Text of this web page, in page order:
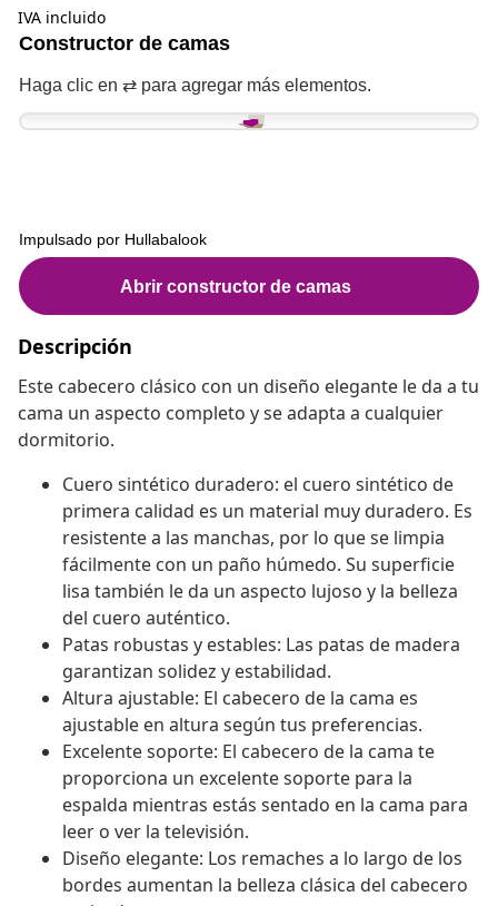
IVA incluido
Descripción
Este cabecero clásico con un diseño elegante le da a tu
cama un aspecto completo y se adapta a cualquier
dormitorio.
Cuero sintético duradero: el cuero sintético de
primera calidad es un material muy duradero. Es
resistente a las manchas, por lo que se limpia
fácilmente con un paño húmedo. Su superficie
lisa también le da un aspecto lujoso y la belleza
del cuero auténtico.
Patas robustas y estables: Las patas de madera
garantizan solidez y estabilidad.
Altura ajustable: El cabecero de la cama es
ajustable en altura según tus preferencias.
Excelente soporte: El cabecero de la cama te
proporciona un excelente soporte para la
espalda mientras estás sentado en la cama para
leer o ver la televisión.
Diseño elegante: Los remaches a lo largo de los
bordes aumentan la belleza clásica del cabecero